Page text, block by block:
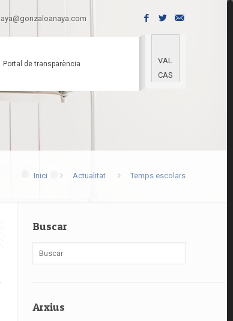
Portal de transparència
VAL
CAS
Inici Actualitat Temps escolars
Buscar
Arxius